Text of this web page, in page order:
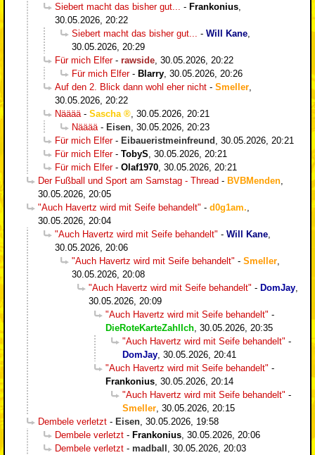
Siebert macht das bisher gut... - Frankonius,
30.05.2026, 20:22
Siebert macht das bisher gut... - Will Kane,
30.05.2026, 20:29
Für mich Elfer- rawside, 30.05.2026, 20:22
Für mich Elfer- Blarry, 30.05.2026, 20:26
Auf den 2. Blick dann wohl eher nicht - Smeller,
30.05.2026, 20:22
Nääää- Sascha , 30.05.2026, 20:21
Nääää- Eisen, 30.05.2026, 20:23
Für mich Elfer- Eibaueristmeinfreund , 30.05.2026, 20:21
Für mich Elfer- TobyS, 30.05.2026, 20:21
Für mich Elfer- Olaf1970, 30.05.2026, 20:21
Der Fußball und Sport am Samstag - Thread - BVBMenden,
30.05.2026, 20:05
"Auch Havertz wird mit Seife behandelt" - d0g1am.,
30.05.2026, 20:04
"Auch Havertz wird mit Seife behandelt" - Will Kane,
30.05.2026, 20:06
"Auch Havertz wird mit Seife behandelt" - Smeller,
30.05.2026, 20:08
"Auch Havertz wird mit Seife behandelt" - DomJay,
30.05.2026, 20:09
"Auch Havertz wird mit Seife behandelt" -
DieRoteKarteZahlIch, 30.05.2026, 20:35
"Auch Havertz wird mit Seife behandelt" -
DomJay, 30.05.2026, 20:41
"Auch Havertz wird mit Seife behandelt" -
Frankonius, 30.05.2026, 20:14
"Auch Havertz wird mit Seife behandelt" -
Smeller, 30.05.2026, 20:15
Dembele verletzt - Eisen, 30.05.2026, 19:58
Dembele verletzt - Frankonius, 30.05.2026, 20:06
Dembele verletzt - madball , 30.05.2026, 20:03